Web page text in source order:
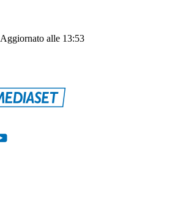
Aggiornato alle 13:53